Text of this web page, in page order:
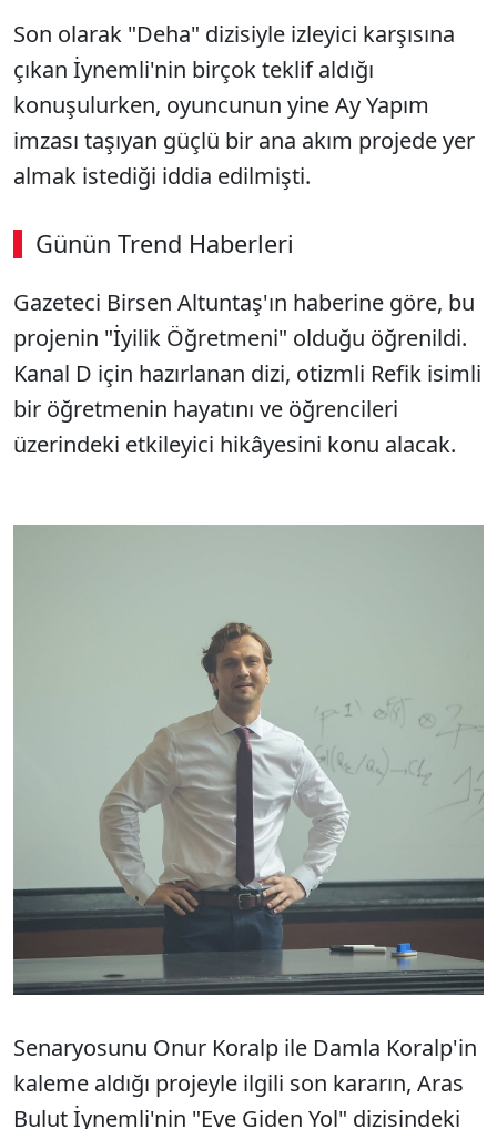
Son olarak "Deha" dizisiyle izleyici karşısına
çıkan İynemli'nin birçok teklif aldığı
konuşulurken, oyuncunun yine Ay Yapım
imzası taşıyan güçlü bir ana akım projede yer
almak istediği iddia edilmişti.
Günün Trend Haberleri
00:02 / 08:15
Sesi Aç
Gazeteci Birsen Altuntaş'ın haberine göre, bu
projenin "İyilik Öğretmeni" olduğu öğrenildi.
Kanal D için hazırlanan dizi, otizmli Refik isimli
bir öğretmenin hayatını ve öğrencileri
üzerindeki etkileyici hikâyesini konu alacak.
Senaryosunu Onur Koralp ile Damla Koralp'in
kaleme aldığı projeyle ilgili son kararın, Aras
Bulut İynemli'nin "Eve Giden Yol" dizisindeki